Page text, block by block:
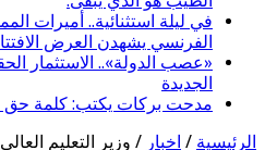
في ليلة استثنائية.. أميرات
الفرنسي يشهدن العرض
«عصب الدولة».. الاستثمار
الجديدة
مدحت بركات يكتب: كلمة
الرئيسية / اخبار / وزير التعليم